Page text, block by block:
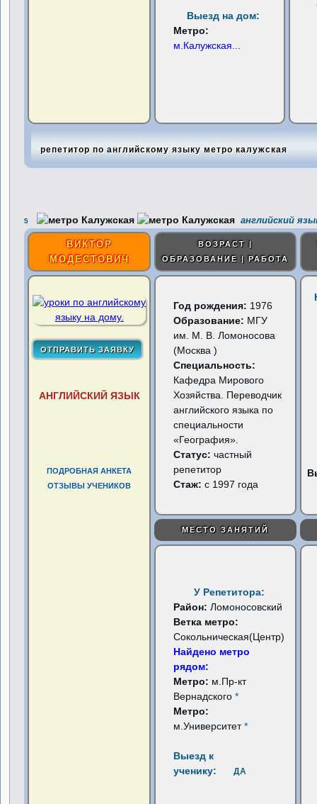
Выезд на дом:
Метро:
м.Калужская
репетитор по английскому языку метро калужская
5 английский
ВИКТОР
МОДЕСТОВИЧ
ВОЗРАСТ |
ОБРАЗОВАНИЕ | РАБОТА
АНГЛИЙСКИЙ ЯЗЫК
ПОДРОБНАЯ АНКЕТА
ОТЗЫВЫ УЧЕНИКОВ
Год рождения: 1976
Образование: МГУ
им. М. В. Ломоносова
(Москва )
Специальность:
Кафедра Мирового
Хозяйства. Переводчик
английского языка по
специальности
«География».
Статус:частный
репетитор
Стаж: с 1997 года
МЕСТО ЗАНЯТИЙ
У Репетитора:
Район:Ломоносовский
Ветка метро:
Сокольническая(Центр)
Найдено метро
рядом:
Метро: м.Пр-кт
Вернадского*
Метро:
м.Университет*
Выезд к
ученику:
ДА